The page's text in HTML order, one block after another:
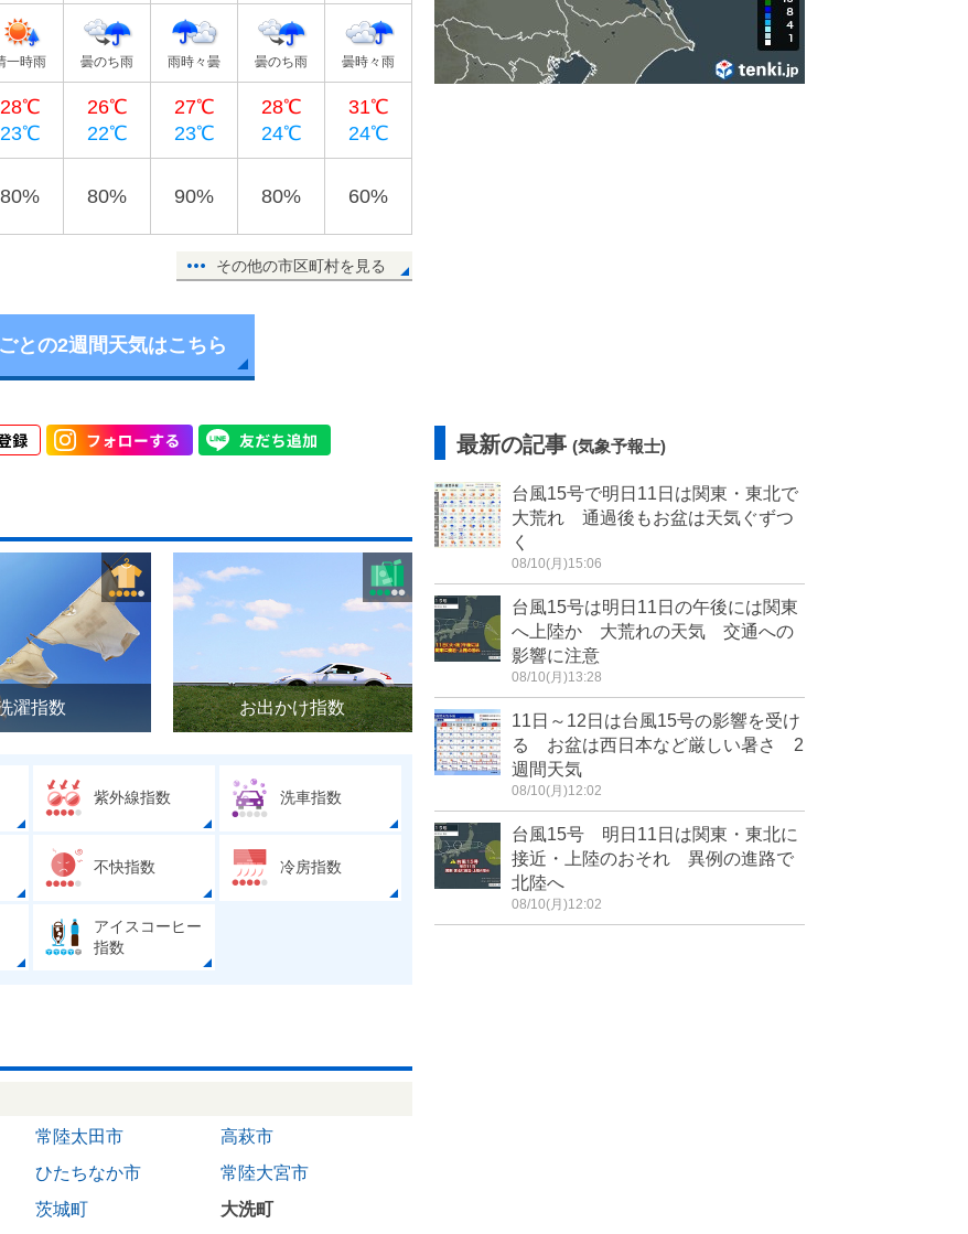
一時雨 曇のち雨 雨時々曇 曇のち雨 曇時々雨
28℃
23℃
26℃
22℃
27℃
23℃
28℃
24℃
31℃
24℃
80% 80% 90% 80% 60%
その他の市区町村を見る
との2週間天気はこちら
濯指数 お出かけ指数
紫外線指数 洗車指数
不快指数 冷房指数
アイスコーヒー
指数
常陸太田市
高萩市
ひたちなか市
常陸大宮市
茨城町
大洗町
最新の記事 (気象予報士)
台風15号で明日11日は関東・東北で
大荒れ 通過後もお盆は天気ぐずつ
く
08/10(月)15:06
台風15号は明日11日の午後には関東
へ上陸か 大荒れの天気 交通への
影響に注意
08/10(月)13:28
11日～12日は台風15号の影響を受け
る お盆は西日本など厳しい暑さ 2
週間天気
08/10(月)12:02
台風15号 明日11日は関東・東北に
接近・上陸のおそれ 異例の進路で
北陸へ
08/10(月)12:02